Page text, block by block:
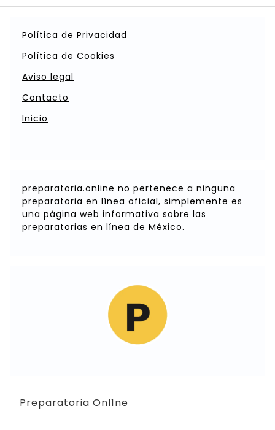
Política de Privacidad
Política de Cookies
Aviso legal
Contacto
Inicio
preparatoria.online no pertenece a ninguna
preparatoria en línea oficial, simplemente es
una página web informativa sobre las
preparatorias en línea de México.
Preparatoria Onl1ne